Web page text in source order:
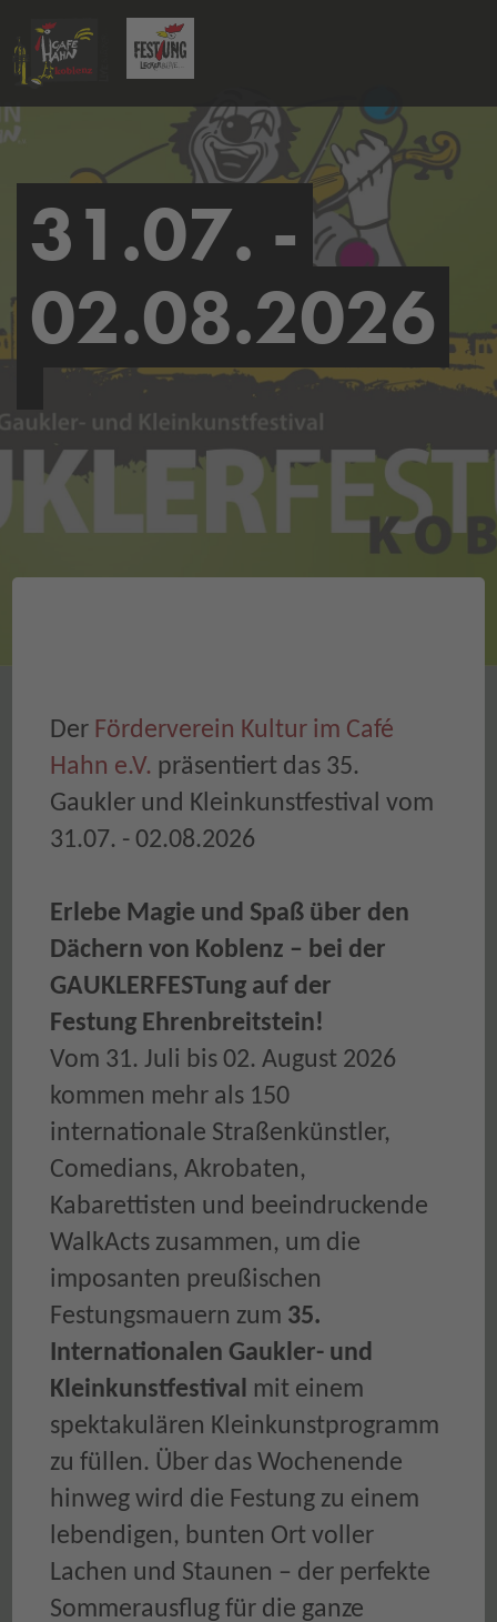
31.07. -
02.08.2026
Der Förderverein Kultur im Café
Hahn e.V. präsentiert das 35.
Gaukler und Kleinkunstfestival vom
31.07. - 02.08.2026
Erlebe Magie und Spaß über den
Dächern von Koblenz – bei der
GAUKLERFESTung auf der
Festung Ehrenbreitstein!
Vom 31. Juli bis 02. August 2026
kommen mehr als 150
internationale Straßenkünstler,
Comedians, Akrobaten,
Kabarettisten und beeindruckende
WalkActs zusammen, um die
imposanten preußischen
Festungsmauern zum 35.
Internationalen Gaukler- und
Kleinkunstfestival mit einem
spektakulären Kleinkunstprogramm
zu füllen. Über das Wochenende
hinweg wird die Festung zu einem
lebendigen, bunten Ort voller
Lachen und Staunen – der perfekte
Sommerausflug für die ganze